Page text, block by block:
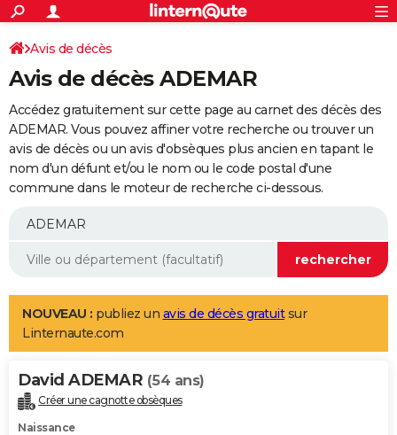
ACTUALITÉS
Politique
Société
Faits Divers
Education
Monde
Villes
+
SPORT
Coupe du monde 2026
Football
Tennis
Cyclisme
Rugby
Forum
Programme TV
TNT
Streaming
Cinéma
Sorties cinéma
Musique
+
FINANCE
Retraite
Epargne
Immobilier
Risques naturels par ville
Banque
Assurance
AUTO
Essais
Réserver un essai
Citadines
Berlines
SUV
Forum auto
+
Mobiles
Meilleur smartphone
Internet
Ordinateurs
Jeux vidéo
Guide high-tech
Aménagement intérieur
LIFESTYLE
Art de vivre
Bien-être
Loisirs
Mode
Modes de vie
Alimentation
Guide de la santé
Maladies
Médicaments
Sommeil
VOYAGE
Destinations
City break
Voyage nature
Voyage de noces
Forum
Climat
+PHOTO
Avis de décès
Avis de décès ADEMAR
Accédez gratuitement sur cette page au carnet des décès des
ADEMAR. Vous pouvez affiner votre recherche ou trouver un
avis de décès ou un avis d'obsèques plus ancien en tapant le
nom d'un défunt et/ou le nom ou le code postal d'une
commune dans le moteur de recherche ci-dessous.
NOUVEAU : publiez un avis de décès gratuitsur
Linternaute.com
David ADEMAR (54 ans)
Créer une cagnotte obsèques
Naissance